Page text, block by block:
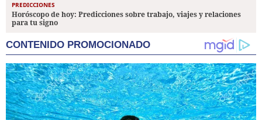
PREDICCIONES
Horóscopo de hoy: Predicciones sobre trabajo, viajes y relaciones
para tu signo
CONTENIDO PROMOCIONADO